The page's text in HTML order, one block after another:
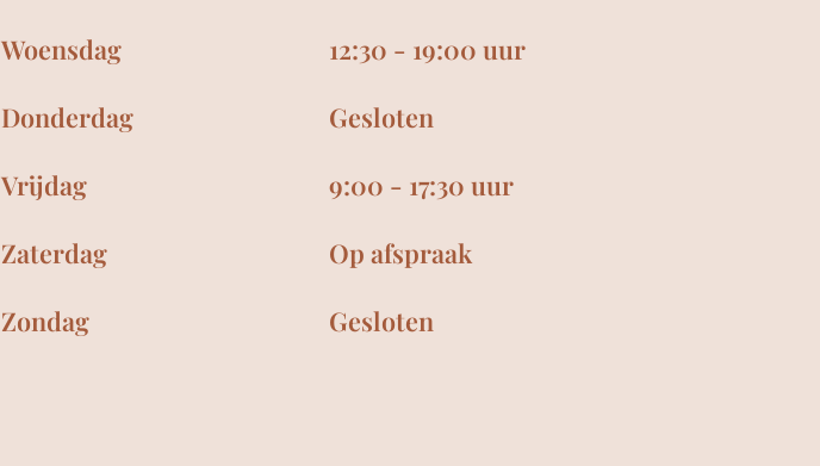
Woensdag
Donderdag
Vrijdag
Zaterdag
Zondag
12:30 - 19:00 uur
Gesloten
9:00 - 17:30 uur
Op afspraak
Gesloten